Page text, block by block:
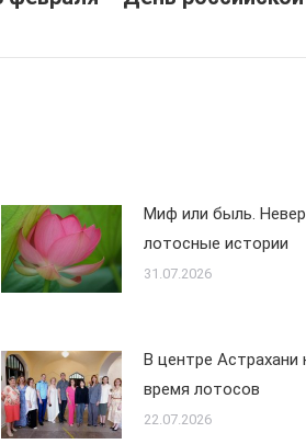
Миф или быль.
лотосные истории
31.07.2026
В центре Астрахани
время лотосов
22.07.2026